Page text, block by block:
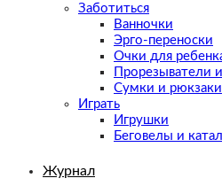
Заботиться
Ванночки
Эрго-переноски
Очки для
Прорезыватели
Сумки и рюкзаки
Играть
Игрушки
Беговелы и
Журнал